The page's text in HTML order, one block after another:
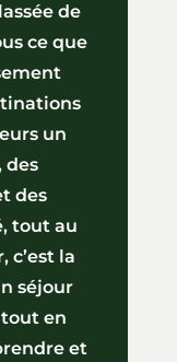
de
ce que
un
des
des
tout au
c’est la
séjour
en
et